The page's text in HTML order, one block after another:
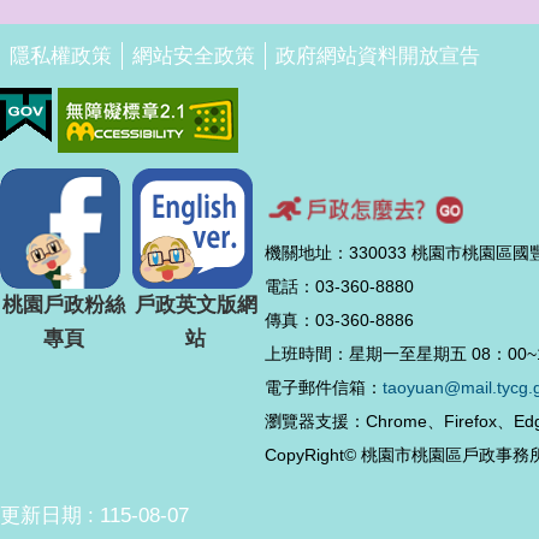
隱私權政策 網站安全政策 政府網站資料開放宣告
桃園戶政粉絲
專頁
戶政英文版網
站
機關地址：330033 桃園市桃園區國
電話：03-360-8880
傳真：03-360-8886
上班時間：星期一至星期五 08：
電子郵件信箱：
瀏覽器支援：Chrome、Firefox、
CopyRight© 桃園市桃園區戶政事務
更新日期 115-08-07